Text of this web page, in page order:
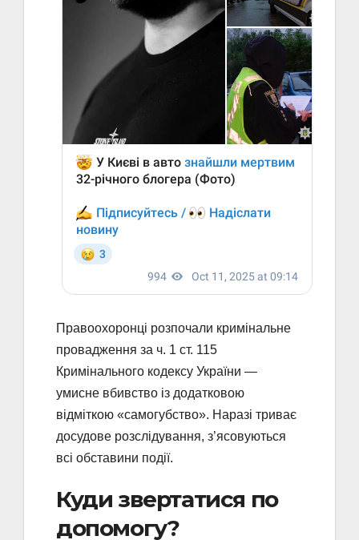
Правоохоронці розпочали кримінальне
провадження за ч. 1 ст. 115
Кримінального кодексу України —
умисне вбивство із додатковою
відміткою «самогубство». Наразі триває
досудове розслідування, з’ясовуються
всі обставини події.
Куди звертатися по
допомогу?